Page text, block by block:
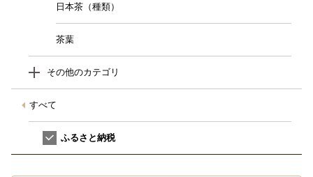
日本茶（種類）
茶葉
その他のカテゴリ
すべて
ふるさと納税